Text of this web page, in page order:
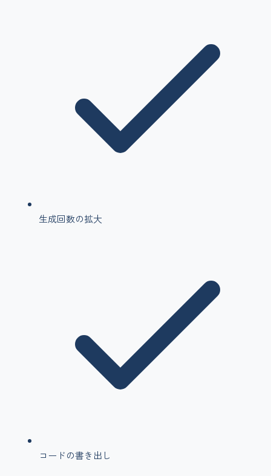
生成回数の拡大
コードの書き出し